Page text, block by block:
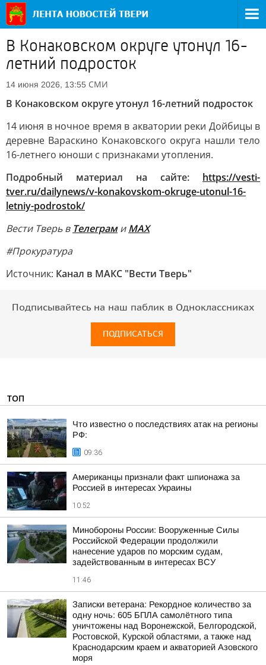
В Конаковском округе утонул 16-
летний подросток
14 июня 2026, 13:55 СМИ
В Конаковском округе утонул 16-летний подросток
14 июня в ночное время в акватории реки Дойбицы в
деревне Вараскино Конаковского округа нашли тело
16-летнего юноши с признаками утопления.
Подробный материал на сайте: https://vesti-
tver.ru/dailynews/v-konakovskom-okruge-utonul-16-
letniy-podrostok/
Вести Тверь в ТелеграмиMAX
#Прокуратура
Источник: Канал в МАКС "Вести Тверь"
Подписывайтесь на наш паблик в Одноклассниках
ПОДПИСАТЬСЯ
ТОП
Что известно о последствиях атак на регионы
РФ:
09:36
Американцы признали факт шпионажа за
Россией в интересах Украины
10:52
Минобороны России: Вооруженные Силы
Российской Федерации продолжили
нанесение ударов по морским судам,
задействованным в интересах ВСУ
11:46
Записки ветерана: Рекордное количество за
одну ночь: 605 БПЛА самолётного типа
уничтожены над Воронежской, Белгородской,
Ростовской, Курской областями, а также над
Краснодарским краем и акваторией Азовского
моря